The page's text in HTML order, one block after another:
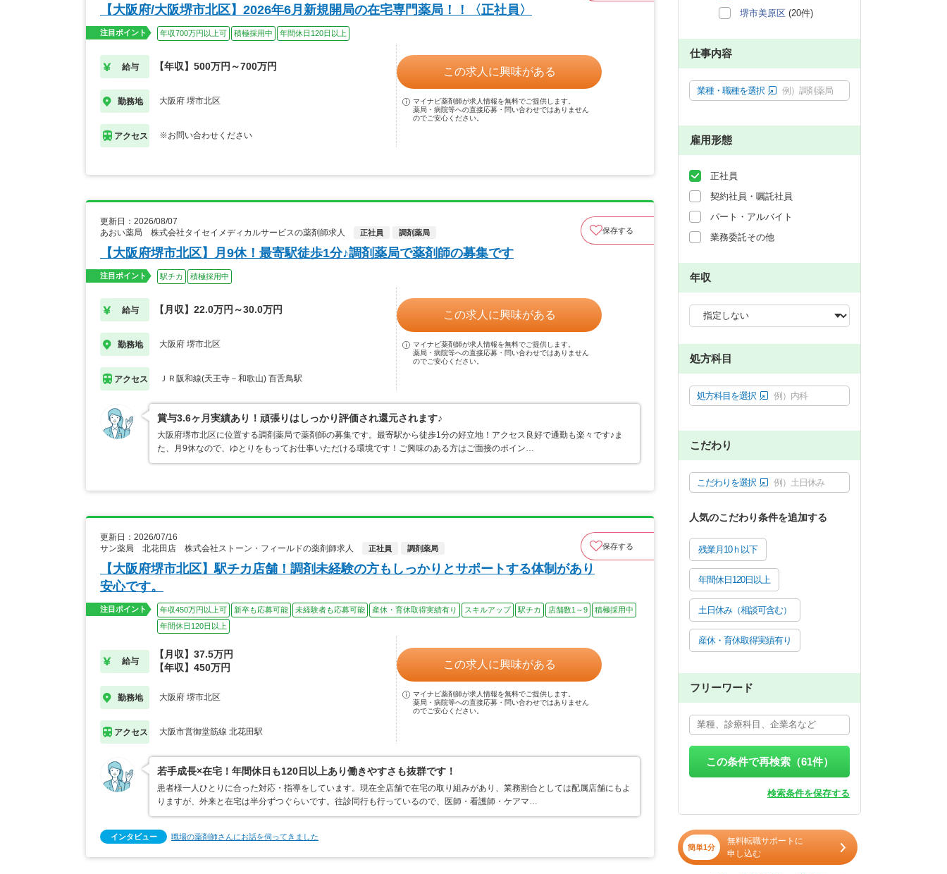
【大阪府/大阪堺市北区】2026年6月新規開局の在宅専門薬局！！〈正社員〉
注目ポイント 年収700万円以上可 積極採用中 年間休日120日以上
給与 【年収】500万円～700万円
勤務地 大阪府 堺市北区
アクセス ※お問い合わせください
この求人に興味がある
マイナビ薬剤師が求人情報を無料でご提供します。
薬局・病院等への直接応募・問い合わせではありません
のでご安心ください。
更新日：2026/08/07
あおい薬局 株式会社タイセイメディカルサービスの薬剤師求人
正社員 調剤薬局 保存する
【大阪府堺市北区】月9休！最寄駅徒歩1分♪調剤薬局で薬剤師の募集です
注目ポイント 駅チカ 積極採用中
給与 【月収】22.0万円～30.0万円
勤務地 大阪府 堺市北区
アクセス ＪＲ阪和線(天王寺－和歌山) 百舌鳥駅
この求人に興味がある
マイナビ薬剤師が求人情報を無料でご提供します。
薬局・病院等への直接応募・問い合わせではありません
のでご安心ください。
賞与3.6ヶ月実績あり！頑張りはしっかり評価され還元されます♪
大阪府堺市北区に位置する調剤薬局で薬剤師の募集です。最寄駅から徒歩1分の好立地！アクセス良好で通勤も楽々です♪ま
た、月9休なので、ゆとりをもってお仕事いただける環境です！ご興味のある方はご面接のポイン…
更新日：2026/07/16
サン薬局 北花田店 株式会社ストーン・フィールドの薬剤師求人
正社員 調剤薬局 保存する
【大阪府堺市北区】駅チカ店舗！調剤未経験の方もしっかりとサポートする体制があり
安心です。
注目ポイント 年収450万円以上可 新卒も応募可能 未経験者も応募可能 産休・育休取得実績有り スキルアップ 駅チカ 店舗数1～9
積極採用中
年間休日120日以上
給与
【月収】37.5万円
【年収】450万円
勤務地 大阪府 堺市北区
アクセス 大阪市営御堂筋線 北花田駅
この求人に興味がある
マイナビ薬剤師が求人情報を無料でご提供します。
薬局・病院等への直接応募・問い合わせではありません
のでご安心ください。
若手成長×在宅！年間休日も120日以上あり働きやすさも抜群です！
患者様一人ひとりに合った対応・指導をしています。現在全店舗で在宅の取り組みがあり、業務割合としては配属店舗にもよ
りますが、外来と在宅は半分ずつぐらいです。往診同行も行っているので、医師・看護師・ケアマ…
インタビュー 職場の薬剤師さんにお話を伺ってきました
堺市美原区 (20件)
仕事内容
業種・職種を選択 例）調剤薬局
雇用形態
正社員
契約社員・嘱託社員
パート・アルバイト
業務委託その他
年収
処方科目
処方科目を選択 例）内科
こだわり
こだわりを選択 例）土日休み
人気のこだわり条件を追加する
残業月10ｈ以下
年間休日120日以上
土日休み（相談可含む）
産休・育休取得実績有り
フリーワード
この条件で再検索（61件）
検索条件を保存する
簡単1分
無料転職サポートに
申し込む